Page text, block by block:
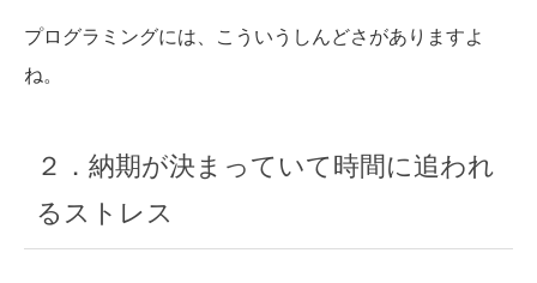
プログラミングには、こういうしんどさがありますよ
ね。
２．納期が決まっていて時間に追われ
るストレス